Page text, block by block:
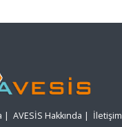
| AVESİS Hakkında | İletişim